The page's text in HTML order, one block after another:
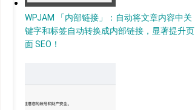
WPJAM 「内部链接」：自动将文章内容中关
键字和标签自动转换成内部链接，显著提升页
面 SEO！